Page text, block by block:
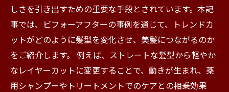
しさを引き出すための重要な手段とされています。本記
事では、ビフォーアフターの事例を通じて、トレンドカ
ットがどのように髪型を変化させ、美髪につながるのか
をご紹介します。 例えば、ストレートな髪型から軽やか
なレイヤーカットに変更することで、動きが生まれ、薬
用シャンプーやトリートメントでのケアとの相乗効果